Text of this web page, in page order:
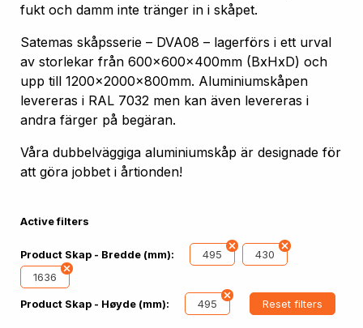
fukt och damm inte tränger in i skåpet.
Satemas skåpsserie – DVA08 – lagerförs i ett urval
av storlekar från 600x600x400mm (BxHxD) och
upp till 1200x2000x800mm. Aluminiumskåpen
levereras i RAL 7032 men kan även levereras i
andra färger på begäran.
Våra dubbelväggiga aluminiumskåp är designade för
att göra jobbet i årtionden!
Active filters
Product Skap - Bredde (mm): 495
430
1636
Product Skap - Høyde (mm): 495 Reset filters